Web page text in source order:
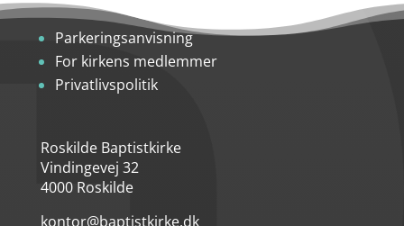
Parkeringsanvisning
For kirkens medlemmer
Privatlivspolitik
Roskilde Baptistkirke
Vindingevej 32
4000 Roskilde
kontor@baptistkirke.dk